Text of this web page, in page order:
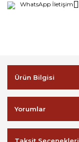
WhatsApp İletişim
Ürün Bilgisi
Yorumlar
Taksit Seçenekleri